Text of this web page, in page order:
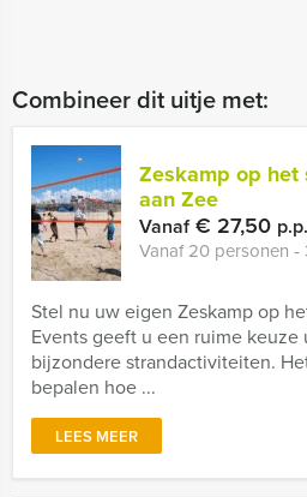
Combineer dit uitje met:
Zeskamp op het
aan Zee
Vanaf€ 27,50
Vanaf 20 personen ‐
Stel nu uw eigen Zeskamp op
Events geeft u een ruime
bijzondere strandactiviteiten.
bepalen hoe ...
LEES MEER